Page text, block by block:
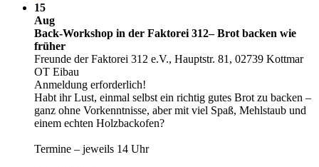
15
Aug
Back-Workshop in der Faktorei 312– Brot backen wie
früher
Freunde der Faktorei 312 e.V., Hauptstr. 81, 02739 Kottmar
OT Eibau
Anmeldung erforderlich!
Habt ihr Lust, einmal selbst ein richtig gutes Brot zu backen –
ganz ohne Vorkenntnisse, aber mit viel Spaß, Mehlstaub und
einem echten Holzbackofen?
Termine – jeweils 14 Uhr